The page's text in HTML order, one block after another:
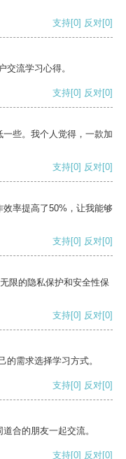
支持[0] 反对[0]
交流学习心得。
支持[0] 反对[0]
些。我个人觉得，一款加
支持[0] 反对[0]
率提高了50%，让我能够
支持[0] 反对[0]
限的隐私保护和安全性保
支持[0] 反对[0]
需求选择学习方式。
支持[0] 反对[0]
合的朋友一起交流。
支持[0] 反对[0]